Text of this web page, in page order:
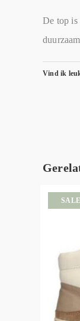
De top is
Vind ik